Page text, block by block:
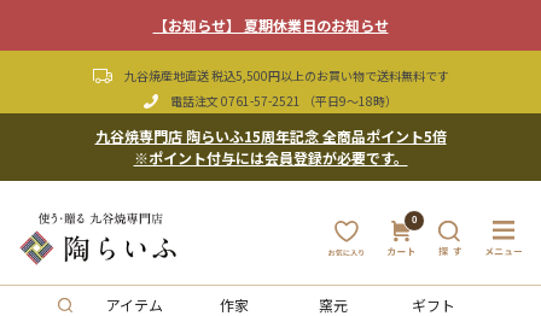
【お知らせ】 夏期休業日のお知らせ
九谷焼産地直送 税込5,500円以上のお買い物で送料無料です
電話注文 0761-57-2521 （平日9〜18時）
九谷焼専門店 陶らいふ15周年記念 全商品ポイント5倍
※ポイント付与には会員登録が必要です。
0
アイテム 作家 窯元 ギフト